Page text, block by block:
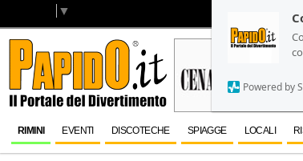
Powered by
Powered by
▼
RIMINI EVENTI DISCOTECHE SPIAGGE LOCALI